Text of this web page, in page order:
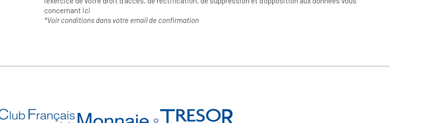
concernant ici
*Voir conditions dans votre email de confirmation